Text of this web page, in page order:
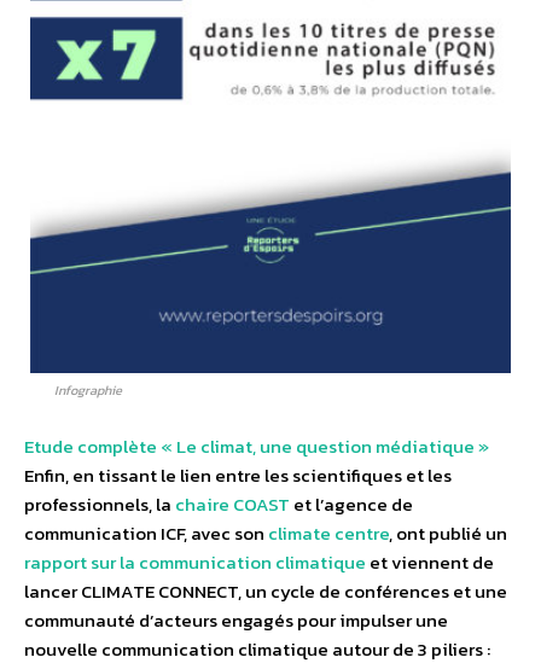
Infographie
Etude complète « Le climat, une question médiatique »
Enfin, en tissant le lien entre les scientifiques et les
professionnels, la chaire COAST et l’agence de
communication ICF, avec son climate centre, ont publié un
rapport sur la communication climatique et viennent de
lancer CLIMATE CONNECT, un cycle de conférences et une
communauté d’acteurs engagés pour impulser une
nouvelle communication climatique autour de 3 piliers :